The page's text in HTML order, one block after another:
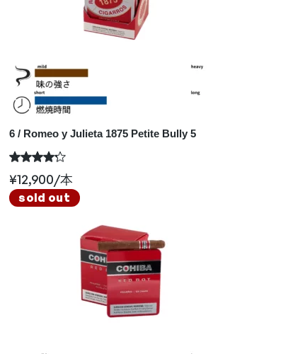
6 / Romeo y Julieta 1875 Petite Bully 5
¥12,900/本
sold out